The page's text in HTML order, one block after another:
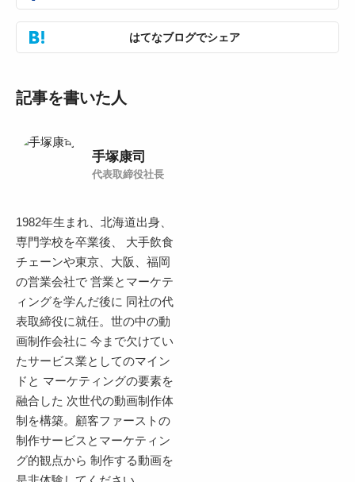
はてなブログでシェア
記事を書いた人
手塚康司
代表取締役社長
1982年生まれ、北海道出身、
専門学校を卒業後、 大手飲食
チェーンや東京、大阪、福岡
の営業会社で 営業とマーケテ
ィングを学んだ後に 同社の代
表取締役に就任。世の中の動
画制作会社に 今まで欠けてい
たサービス業としてのマイン
ドと マーケティングの要素を
融合した 次世代の動画制作体
制を構築。顧客ファーストの
制作サービスとマーケティン
グ的観点から 制作する動画を